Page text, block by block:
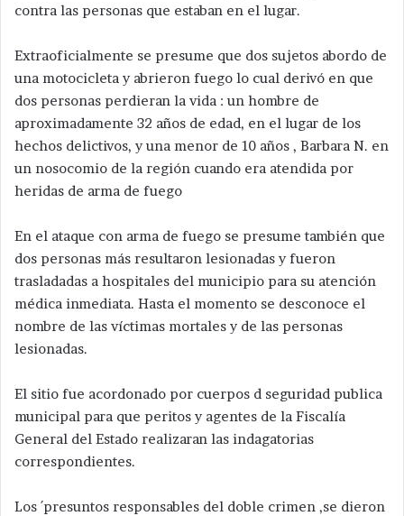
contra las personas que estaban en el lugar.
Extraoficialmente se presume que dos sujetos abordo de
una motocicleta y abrieron fuego lo cual derivó en que
dos personas perdieran la vida : un hombre de
aproximadamente 32 años de edad, en el lugar de los
hechos delictivos, y una menor de 10 años , Barbara N. en
un nosocomio de la región cuando era atendida por
heridas de arma de fuego
En el ataque con arma de fuego se presume también que
dos personas más resultaron lesionadas y fueron
trasladadas a hospitales del municipio para su atención
médica inmediata. Hasta el momento se desconoce el
nombre de las víctimas mortales y de las personas
lesionadas.
El sitio fue acordonado por cuerpos d seguridad publica
municipal para que peritos y agentes de la Fiscalía
General del Estado realizaran las indagatorias
correspondientes.
Los ´presuntos responsables del doble crimen ,se dieron